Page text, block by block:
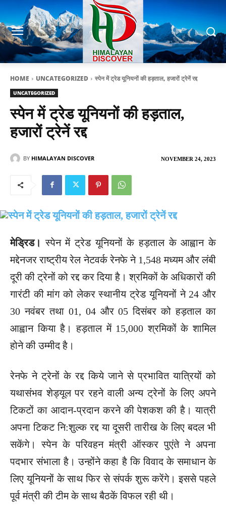
HOME UNCATEGORIZED स्पेन में ट्रेड यूनियनों की हड़ताल, हजारों ट्रेनें रद्द
UNCATEGORIZED
स्पेन में ट्रेड यूनियनों की हड़ताल,
हजारों ट्रेनें रद्द
NOVEMBER 24, 2023
BY HIMALAYAN DISCOVER
मेड्रिड। स्पेन में ट्रेड यूनियनों के हड़ताल के आह्वान के
मद्देनजर राष्ट्रीय रेल नेटवर्क रेनफे ने 1,548 मध्यम और लंबी
दूरी की ट्रेनों को रद्द कर दिया है। श्रमिकों के अधिकारों की
गारंटी की मांग को लेकर स्थानीय ट्रेड यूनियनों ने 24 और
30 नवंबर तथा 01, 04 और 05 दिसंबर को हड़ताल का
आह्वान किया है। हड़ताल में 15,000 श्रमिकों के शामिल
होने की उम्मीद है।
रेनफे ने ट्रेनों के रद्द किये जाने से प्रभावित यात्रियों को
यथासंभव शेड्यूल पर रहने वाली अन्य ट्रेनों के लिए अपने
टिकटों का आदान-प्रदान करने की पेशकश की है। यात्री
अपना टिकट नि:शुल्क रद्द या दूसरी तारीख के लिए बदल भी
सकेंगे। स्पेन के परिवहन मंत्री ऑस्कर पुएंते ने अपना
पदभार संभाला है। उन्होंने कहा है कि विवाद के समाधान के
लिए यूनियनों के साथ फिर से संपर्क शुरू करेंगे। इससे पहले
पूर्व मंत्री की टीम के साथ बैठकें विफल रही थी।